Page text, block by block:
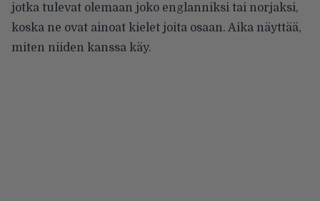
jotka tulevat olemaan joko englanniksi tai norjaksi,
koska ne ovat ainoat kielet joita osaan. Aika näyttää,
miten niiden kanssa käy.